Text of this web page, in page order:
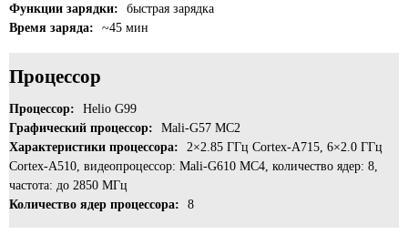
Функции зарядки:
быстрая зарядка
Время заряда:
~45 мин
Процессор
Процессор:
Helio G99
Графический процессор:
Mali-G57 MC2
Характеристики процессора:
2×2.85 ГГц Cortex-A715, 6×2.0 ГГц
Cortex-A510, видеопроцессор: Mali-G610 MC4, количество ядер: 8,
частота: до 2850 МГц
Количество ядер процессора:
8